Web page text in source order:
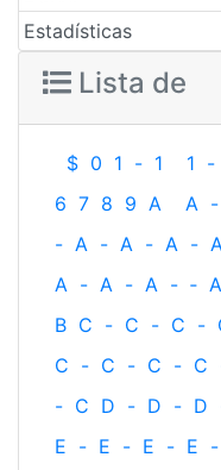
Estadísticas
Lista de
$ 0 1 - 1 1 -
6 7 8 9 A A -
- A - A - A -
A - A - A - ‐ A
B C - C - C -
C - C - C - C
- C D - D - D
E - E - E - E -